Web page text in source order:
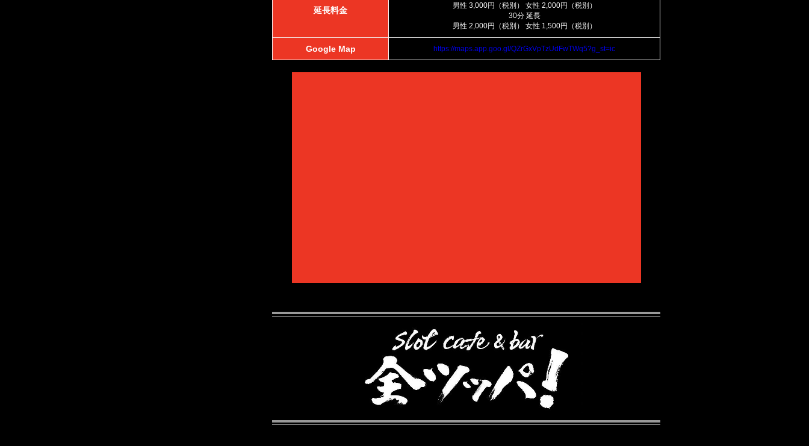
延長料金
男性 3,000円（税別） 女性 2,000円（税別）
30分 延長
男性 2,000円（税別） 女性 1,500円（税別）
Google Map https://maps.app.goo.gl/QZrGxVpTzUdFwTWq5?g_st=ic